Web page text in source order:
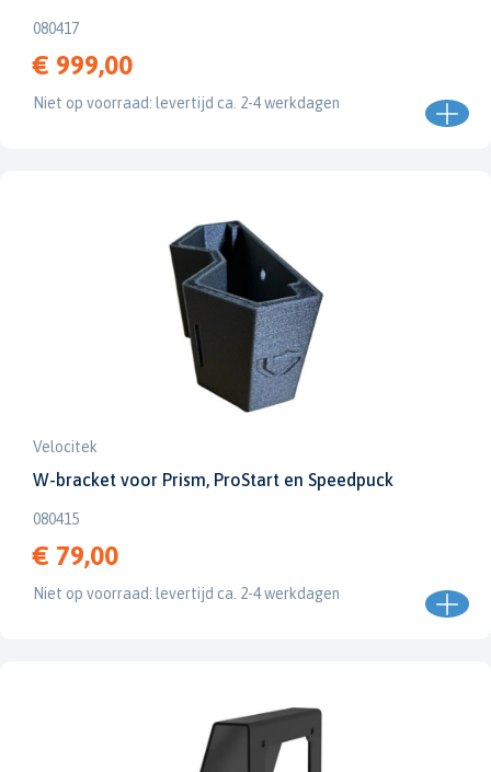
080417
€ 999,00
Niet op voorraad: levertijd ca. 2-4 werkdagen
Velocitek
W-bracket voor Prism, ProStart en Speedpuck
080415
€ 79,00
Niet op voorraad: levertijd ca. 2-4 werkdagen